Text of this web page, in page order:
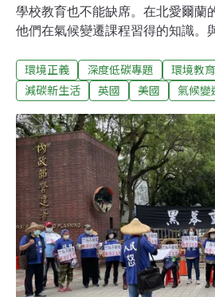
學校教育也不能缺席。在北愛爾蘭
他們在氣候變遷課程習得的知識。
室，北愛爾蘭安特里姆郡（County
（St Colm's High School）氣候變
蘭首度將氣候變遷納入中學教育，
檢視自身的碳足跡、發覺氣候變遷
鼓舞學生採取實際行動。選修這堂
表示：「我學到了世界各地不同的
因撒哈拉沙漠的風沙侵襲而摧毀了
園到城市。」史帝文希望之後能投
「我想進入運輸業，像是卡車運輸
氣候變遷的影響，運作方式也會被
環境正義 深度低碳專題 環境教育
減碳新生活
英國 美國 氣候變